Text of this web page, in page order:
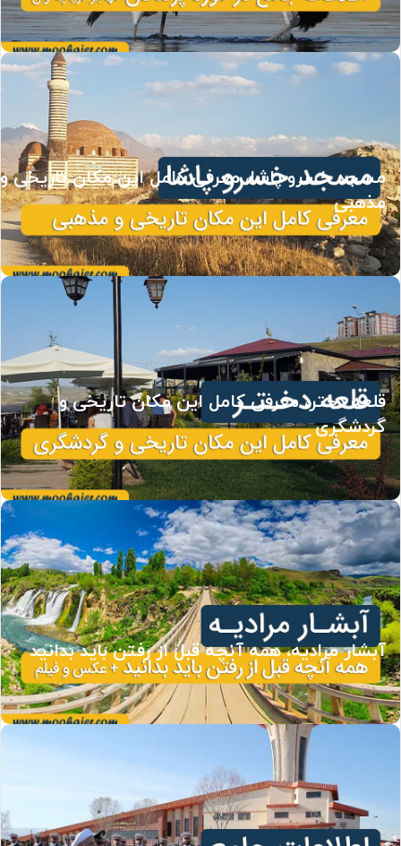
مسجد خسرو پاشا، معرفی کامل این مکان تاریخی و
مذهبی
قلعه دختر، معرفی کامل این مکان تاریخی و
گردشگری
آبشار مرادیه، همه آنچه قبل از رفتن باید بدانید